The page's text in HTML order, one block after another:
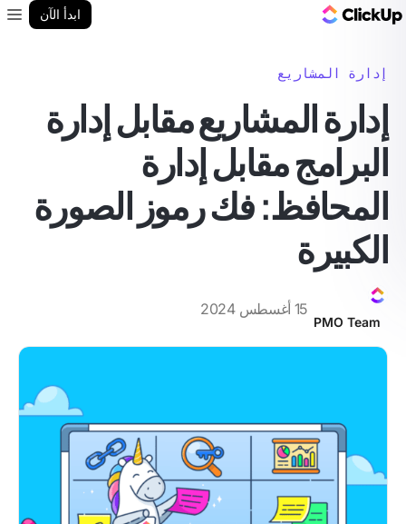
ابدأ الآن
إدارة المشاريع
إدارة المشاريع مقابل إدارة
البرامج مقابل إدارة
المحافظ: فك رموز الصورة
الكبيرة
PMO Team
15 أغسطس 2024